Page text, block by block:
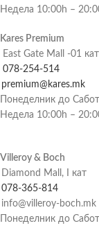
Недела 10:00h –
Kares Premium
East Gate Mall -01 кат
078-254-514
premium@kares.mk
Понеделник до
Недела 10:00h –
Villeroy & Boch
Diamond Mall, I кат
078-365-814
info@villeroy-boch.mk
Понеделник до